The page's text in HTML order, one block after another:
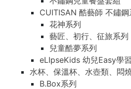
CUITISAN 酷藝師 不鏽鋼
花神系列
藝匠、初行、征旅系列
兒童酷夢系列
eLIpseKids 幼兒Easy學
水杯、保溫杯、水壺類、悶
B.Box系列